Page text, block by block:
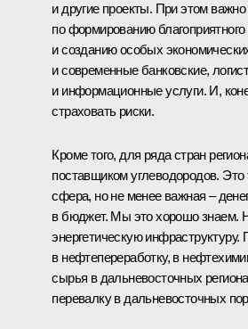
и другие проекты. При этом
по формированию
и созданию особых
и современные банковские,
и информационные услуги. И,
страховать риски.
Кроме того, для ряда стран
поставщиком углеводородов.
сфера, но не менее важная –
в бюджет. Мы это хорошо знаем.
энергетическую инфраструктуру.
в нефтепереработку, в
сырья в дальневосточных
перевалку в дальневосточных